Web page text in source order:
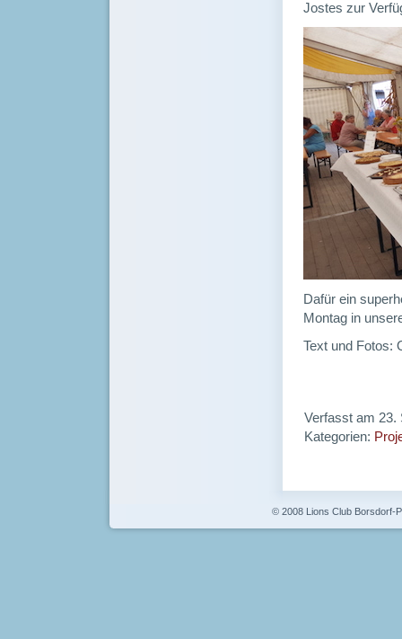
Jostes zur
Dafür ein
Montag in
Text und Fotos:
Verfasst am 23.
Kategorien:
© 2008 Lions Club Borsdorf-